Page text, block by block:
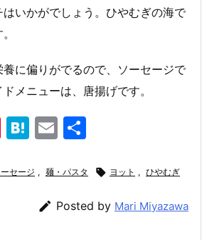
いかがでしょう。ひやむぎの海で
に偏りがでるので、ソーセージで
メニューは、唐揚げです。
Pi
er
H
e
a
E
ai
l
セージ , 麺・パスタ  ヨット , ひやむぎ
 Posted by Mari Miyazawa